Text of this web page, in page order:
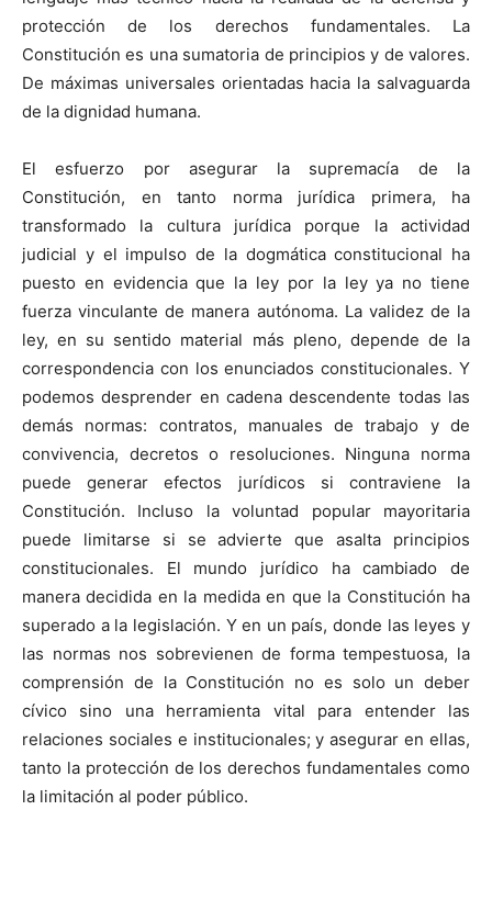
protección de los derechos fundamentales. La
Constitución es una sumatoria de principios y de valores.
De máximas universales orientadas hacia la salvaguarda
de la dignidad humana.
El esfuerzo por asegurar la supremacía de la
Constitución, en tanto norma jurídica primera, ha
transformado la cultura jurídica porque la actividad
judicial y el impulso de la dogmática constitucional ha
puesto en evidencia que la ley por la ley ya no tiene
fuerza vinculante de manera autónoma. La validez de la
ley, en su sentido material más pleno, depende de la
correspondencia con los enunciados constitucionales. Y
podemos desprender en cadena descendente todas las
demás normas: contratos, manuales de trabajo y de
convivencia, decretos o resoluciones. Ninguna norma
puede generar efectos jurídicos si contraviene la
Constitución. Incluso la voluntad popular mayoritaria
puede limitarse si se advierte que asalta principios
constitucionales. El mundo jurídico ha cambiado de
manera decidida en la medida en que la Constitución ha
superado a la legislación. Y en un país, donde las leyes y
las normas nos sobrevienen de forma tempestuosa, la
comprensión de la Constitución no es solo un deber
cívico sino una herramienta vital para entender las
relaciones sociales e institucionales; y asegurar en ellas,
tanto la protección de los derechos fundamentales como
la limitación al poder público.